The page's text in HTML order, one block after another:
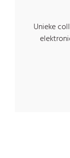
Unieke